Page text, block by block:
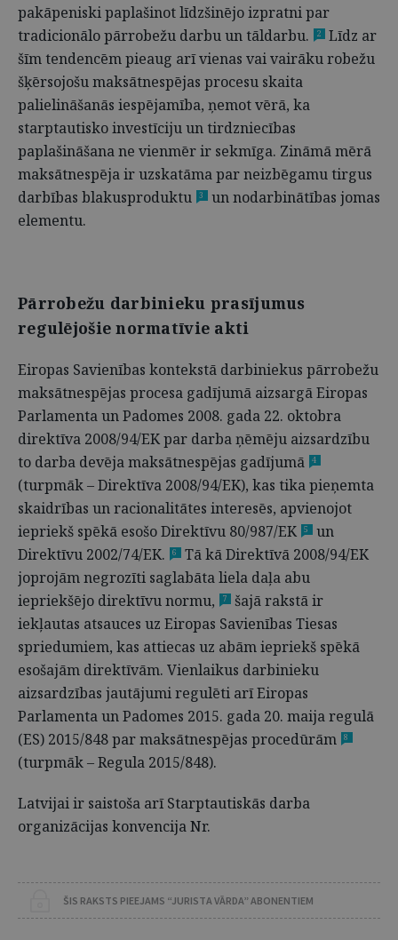
pakāpeniski paplašinot līdzšinējo izpratni par
tradicionālo pārrobežu darbu un tāldarbu.
2
Līdz ar
šīm tendencēm pieaug arī vienas vai vairāku robežu
šķērsojošu maksātnespējas procesu skaita
palielināšanās iespējamība, ņemot vērā, ka
starptautisko investīciju un tirdzniecības
paplašināšana ne vienmēr ir sekmīga. Zināmā mērā
maksātnespēja ir uzskatāma par neizbēgamu tirgus
darbības blakusproduktu
3
un nodarbinātības jomas
elementu.
Pārrobežu darbinieku prasījumus
regulējošie normatīvie akti
Eiropas Savienības kontekstā darbiniekus pārrobežu
maksātnespējas procesa gadījumā aizsargā Eiropas
Parlamenta un Padomes 2008. gada 22. oktobra
direktīva 2008/94/EK par darba ņēmēju aizsardzību
to darba devēja maksātnespējas gadījumā
4
(turpmāk – Direktīva 2008/94/EK), kas tika pieņemta
skaidrības un racionalitātes interesēs, apvienojot
iepriekš spēkā esošo Direktīvu 80/987/EK
5
un
Direktīvu 2002/74/EK.
6
Tā kā Direktīvā 2008/94/EK
joprojām negrozīti saglabāta liela daļa abu
iepriekšējo direktīvu normu,
7
šajā rakstā ir
iekļautas atsauces uz Eiropas Savienības Tiesas
spriedumiem, kas attiecas uz abām iepriekš spēkā
esošajām direktīvām. Vienlaikus darbinieku
aizsardzības jautājumi regulēti arī Eiropas
Parlamenta un Padomes 2015. gada 20. maija regulā
(ES) 2015/848 par maksātnespējas procedūrām
8
(turpmāk – Regula 2015/848).
Latvijai ir saistoša arī Starptautiskās darba
organizācijas konvencija Nr.
ŠIS RAKSTS PIEEJAMS “JURISTA VĀRDA” ABONENTIEM